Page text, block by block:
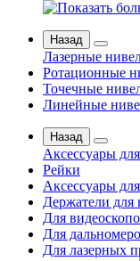
Назад
Лазерные
Ротационные
Точечные
Линейные
Назад
Аксессуары
Рейки
Аксессуары
Держатели для
Для
Для
Для лазерных